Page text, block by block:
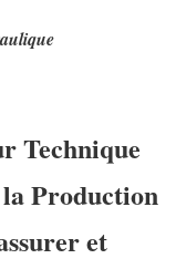
Technique
Production
et